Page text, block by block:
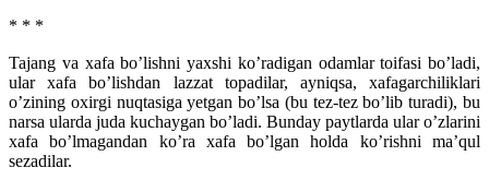
* * *
Tajang va xafa bo’lishni yaxshi ko’radigan odamlar toifasi bo’ladi,
ular xafa bo’lishdan lazzat topadilar, ayniqsa, xafagarchiliklari
o’zining oxirgi nuqtasiga yetgan bo’lsa (bu tez-tez bo’lib turadi), bu
narsa ularda juda kuchaygan bo’ladi. Bunday paytlarda ular o’zlarini
xafa bo’lmagandan ko’ra xafa bo’lgan holda ko’rishni ma’qul
sezadilar.